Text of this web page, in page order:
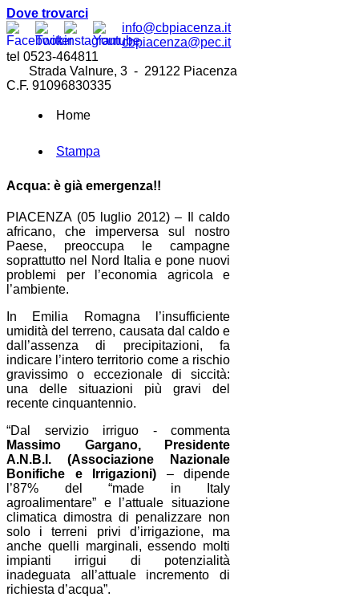
Dove trovarci
info@cbpiacenza.it
cbpiacenza@pec.it
tel 0523-464811
Strada Valnure, 3 - 29122 Piacenza
C.F. 91096830335
Home
Stampa
Acqua: è già emergenza!!
PIACENZA (05 luglio 2012) – Il caldo
africano, che imperversa sul nostro
Paese, preoccupa le campagne
soprattutto nel Nord Italia e pone nuovi
problemi per l’economia agricola e
l’ambiente.
In Emilia Romagna l’insufficiente
umidità del terreno, causata dal caldo e
dall’assenza di precipitazioni, fa
indicare l’intero territorio come a rischio
gravissimo o eccezionale di siccità:
una delle situazioni più gravi del
recente cinquantennio.
“Dal servizio irriguo - commenta
Massimo Gargano, Presidente
A.N.B.I. (Associazione Nazionale
Bonifiche e Irrigazioni) – dipende
l’87% del “made in Italy
agroalimentare” e l’attuale situazione
climatica dimostra di penalizzare non
solo i terreni privi d’irrigazione, ma
anche quelli marginali, essendo molti
impianti irrigui di potenzialità
inadeguata all’attuale incremento di
richiesta d’acqua”.